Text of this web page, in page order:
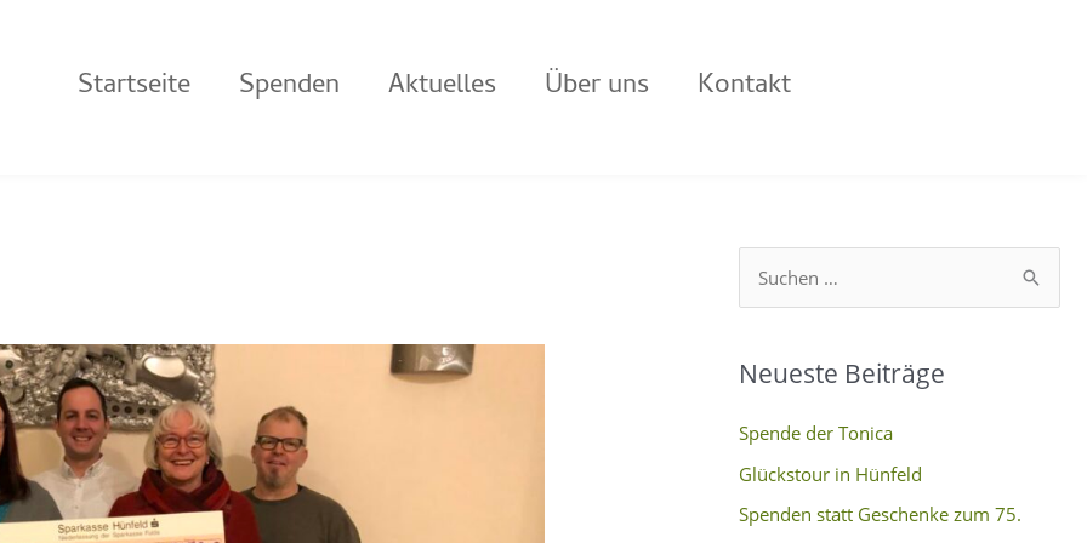
Startseite Spenden Aktuelles Über uns Kontakt
h
e
n
Neueste Beiträge
Spende der Tonica
Glückstour in Hünfeld
Spenden statt Geschenke zum 75.